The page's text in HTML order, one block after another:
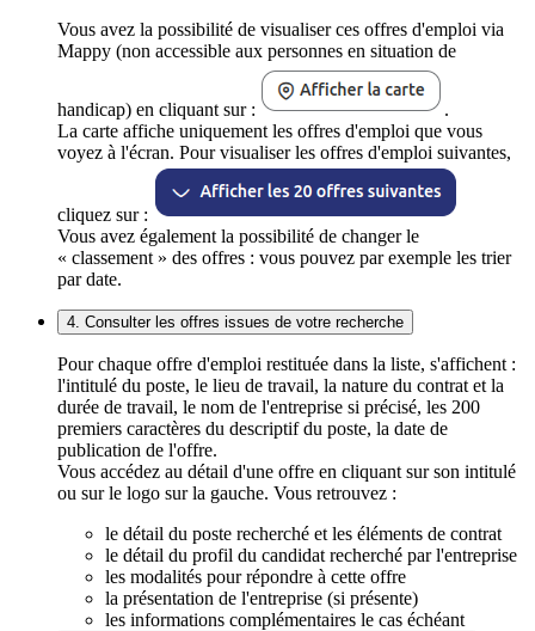
Vous avez la possibilité de visualiser ces offres d'emploi via
Mappy (non accessible aux personnes en situation de
handicap) en cliquant sur :
.
La carte affiche uniquement les offres d'emploi que vous
voyez à l'écran. Pour visualiser les offres d'emploi suivantes,
cliquez sur :
Vous avez également la possibilité de changer le
« classement » des offres : vous pouvez par exemple les trier
par date.
4. Consulter les offres issues de votre recherche
Pour chaque offre d'emploi restituée dans la liste, s'affichent :
l'intitulé du poste, le lieu de travail, la nature du contrat et la
durée de travail, le nom de l'entreprise si précisé, les 200
premiers caractères du descriptif du poste, la date de
publication de l'offre.
Vous accédez au détail d'une offre en cliquant sur son intitulé
ou sur le logo sur la gauche. Vous retrouvez :
le détail du poste recherché et les éléments de contrat
le détail du profil du candidat recherché par l'entreprise
les modalités pour répondre à cette offre
la présentation de l'entreprise (si présente)
les informations complémentaires le cas échéant